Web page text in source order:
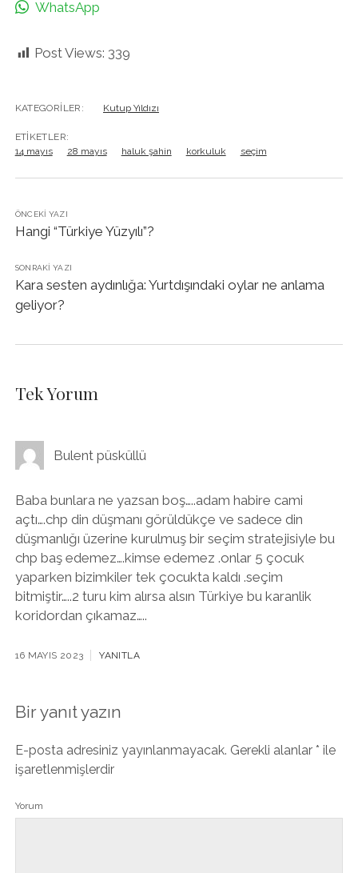
WhatsApp
Post Views: 339
KATEGORILER: Kutup Yıldızı
ETIKETLER:
14 mayıs
28 mayıs haluk şahin korkuluk seçim
ÖNCEKI YAZI
Hangi “Türkiye Yüzyılı”?
SONRAKI YAZI
Kara sesten aydınlığa: Yurtdışındaki oylar ne anlama
geliyor?
Tek Yorum
Bulent püsküllü
Baba bunlara ne yazsan boş…..adam habire cami
açtı….chp din düşmanı görüldükçe ve sadece din
düşmanlığı üzerine kurulmuş bir seçim stratejisiyle bu
chp baş edemez….kimse edemez .onlar 5 çocuk
yaparken bizimkiler tek çocukta kaldı .seçim
bitmiştir…..2 turu kim alırsa alsın Türkiye bu karanlik
koridordan çıkamaz…..
16 MAYIS 2023 YANITLA
Bir yanıt yazın
E-posta adresiniz yayınlanmayacak. Gerekli alanlar * ile
işaretlenmişlerdir
Yorum